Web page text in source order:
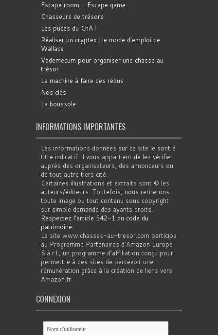
Escape room - Escape game
Chasseurs de trésors
Les puces du ChAT
Réaliser un cryptex : le mode d'emploi de
Wallace
Vademecum pour organiser une chasse au
trésor
La machine à faire des rébus
Nos clés
La boussole
INFORMATIONS IMPORTANTES
Les informations données sur ce site le sont à
titre indicatif. Il vous appartient de les vérifier
auprès des organisateurs, des annonceurs ou
de tout autre tiers cité.
Certaines illustrations et extraits sont © les
auteurs/éditeurs. Toutefois, nous retirerons
toute image ou tout contenu sous copyright
sur simple demande des ayants droits.
Respectez l'article 542-1 du code du
patrimoine.
Le site www.chasses-au-tresor.com participe
au Programme Partenaires d’Amazon Europe
S.à r.l., un programme d’affiliation conçu pour
permettre à des sites de percevoir une
rémunération grâce à la création de liens vers
Amazon.fr
CONNEXION